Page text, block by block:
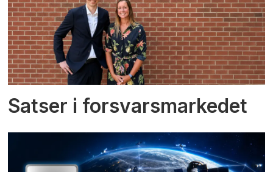
Satser i forsvarsmarkedet